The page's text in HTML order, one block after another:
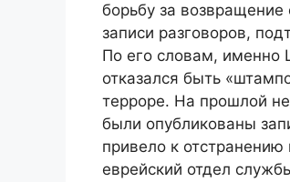
борьбу за
записи разговоров,
По его словам, именно
отказался быть
терроре. На прошлой
были опубликованы
привело к
еврейский отдел